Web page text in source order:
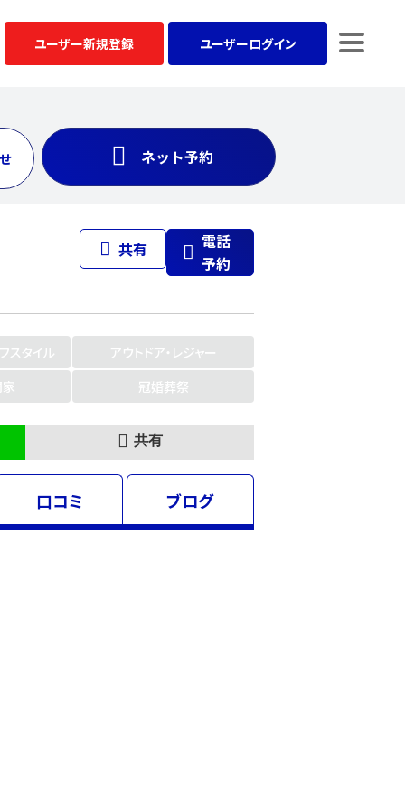
ユーザー新規登録 ユーザーログイン
ネット予約
共有
電話
予約
スタイル
アウトドア・レジャー
冠婚葬祭
共有
口コミ ブログ